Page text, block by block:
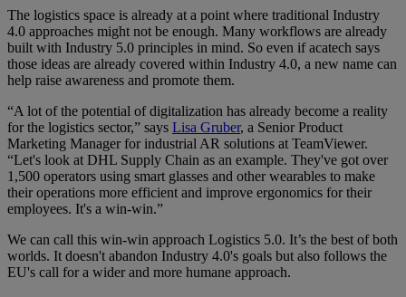
The logistics space is already at a point where traditional Industry
4.0 approaches might not be enough. Many workflows are already
built with Industry 5.0 principles in mind. So even if acatech says
those ideas are already covered within Industry 4.0, a new name can
help raise awareness and promote them.
“A lot of the potential of digitalization has already become a reality
for the logistics sector,” says Lisa Gruber, a Senior Product
Marketing Manager for industrial AR solutions at TeamViewer.
“Let's look at DHL Supply Chain as an example. They've got over
1,500 operators using smart glasses and other wearables to make
their operations more efficient and improve ergonomics for their
employees. It's a win-win.”
We can call this win-win approach Logistics 5.0. It’s the best of both
worlds. It doesn't abandon Industry 4.0's goals but also follows the
EU's call for a wider and more humane approach.